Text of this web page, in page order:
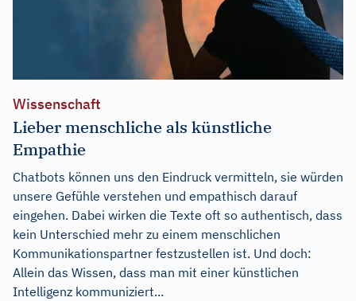
Wissenschaft
Lieber menschliche als künstliche
Empathie
Chatbots können uns den Eindruck vermitteln, sie würden
unsere Gefühle verstehen und empathisch darauf
eingehen. Dabei wirken die Texte oft so authentisch, dass
kein Unterschied mehr zu einem menschlichen
Kommunikationspartner festzustellen ist. Und doch:
Allein das Wissen, dass man mit einer künstlichen
Intelligenz kommuniziert...